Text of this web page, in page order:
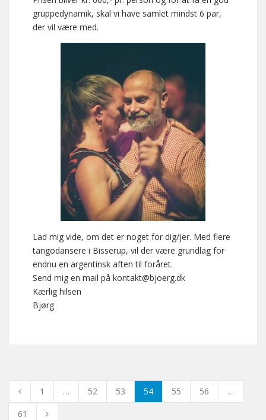
gruppedynamik, skal vi have samlet mindst 6 par,
der vil være med.
Lad mig vide, om det er noget for dig/jer. Med flere
tangodansere i Bisserup, vil der være grundlag for
endnu en argentinsk aften til foråret.
Send mig en mail på kontakt@bjoerg.dk
Kærlig hilsen
Bjørg
1 … 52 53 54 55 56
…
61